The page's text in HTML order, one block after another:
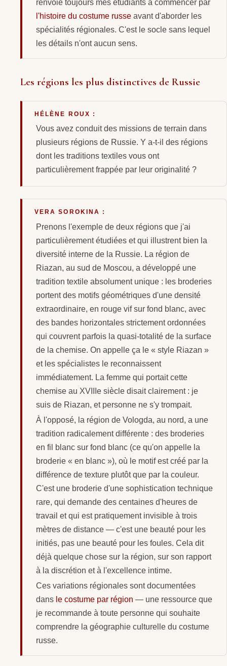
renvoie toujours mes étudiants à commencer par
l'histoire du costume russe avant d'aborder les
spécialités régionales. C'est le socle sans lequel
les détails n'ont aucun sens.
Les régions les plus distinctives de Russie
HÉLÈNE ROUX :
Vous avez conduit des missions de terrain dans
plusieurs régions de Russie. Y a-t-il des régions
dont les traditions textiles vous ont
particulièrement frappée par leur originalité ?
VERA SOROKINA :
Prenons l'exemple de deux régions que j'ai
particulièrement étudiées et qui illustrent bien la
diversité interne de la Russie. La région de
Riazan, au sud de Moscou, a développé une
tradition textile absolument unique : les broderies
portent des motifs géométriques d'une densité
extraordinaire, en rouge vif sur fond blanc, avec
des bandes horizontales strictement ordonnées
qui couvrent parfois la quasi-totalité de la surface
de la chemise. On appelle ça le « style Riazan »
et les spécialistes le reconnaissent
immédiatement. La femme qui portait cette
chemise au XVIIIe siècle disait clairement : je
suis de Riazan, et personne ne s'y trompait.
À l'opposé, la région de Vologda, au nord, a une
tradition radicalement différente : des broderies
en fil blanc sur fond blanc (ce qu'on appelle la
broderie « en blanc »), où le motif est créé par la
différence de texture plutôt que par la couleur.
C'est une broderie d'une sophistication technique
rare, qui demande des centaines d'heures de
travail et qui est pratiquement invisible à trois
mètres de distance — c'est une beauté pour les
initiés, pas une beauté pour les foules. Cela dit
déjà quelque chose sur la région, sur son rapport
à la discrétion et à l'excellence intime.
Ces variations régionales sont documentées
dans le costume par région — une ressource que
je recommande à toute personne qui souhaite
comprendre la géographie culturelle du costume
russe.